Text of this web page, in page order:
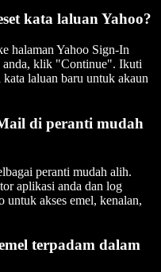
kata laluan Yahoo?
halaman Yahoo Sign-In
anda, klik "Continue". Ikuti
laluan baru untuk akaun
di peranti mudah
peranti mudah alih.
aplikasi anda dan log
untuk akses emel, kenalan,
terpadam dalam